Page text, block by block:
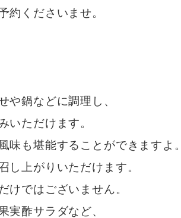
約くださいませ。
や鍋などに調理し、
いただけます。
味も堪能することができますよ。
し上がりいただけます。
けではございません。
実酢サラダなど、